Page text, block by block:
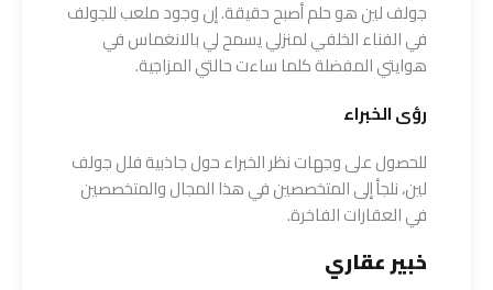
جولف لين هو حلم أصبح حقيقة. إن وجود ملعب للجولف
في الفناء الخلفي لمنزلي يسمح لي بالانغماس في
هوايتي المفضلة كلما ساءت حالتي المزاجية.
رؤى الخبراء
للحصول على وجهات نظر الخبراء حول جاذبية فلل جولف
لين، نلجأ إلى المتخصصين في هذا المجال والمتخصصين
في العقارات الفاخرة.
خبير عقاري